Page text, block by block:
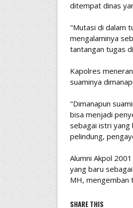
ditempat dinas
"Mutasi di dalam
mengalaminya
tantangan tugas
Kapolres
suaminya
"Dimanapun
bisa menjadi
sebagai istri yang
pelindung,
Alumni Akpol
yang baru
MH, mengemban
SHARE THIS